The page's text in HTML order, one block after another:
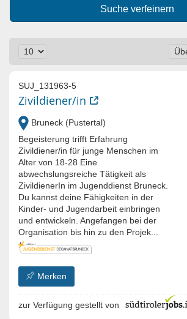
Suche verfeinern
SUJ_131963-5
Zivildiener/in
Bruneck (Pustertal)
Begeisterung trifft Erfahrung
Zivildiener/in für junge Menschen im
Alter von 18-28 Eine
abwechslungsreiche Tätigkeit als
ZivildienerIn im Jugenddienst Bruneck.
Du kannst deine Fähigkeiten in der
Kinder- und Jugendarbeit einbringen
und entwickeln. Angefangen bei der
Organisation bis hin zu den Projek...
Merken
zur Verfügung gestellt von